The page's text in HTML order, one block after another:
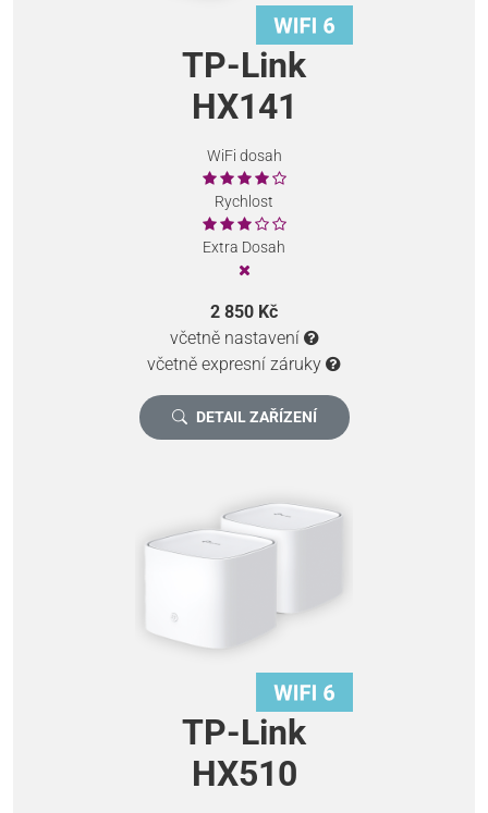
TP-Link
HX141
WiFi dosah
Rychlost
Extra Dosah
2 850 Kč
včetně nastavení
včetně expresní záruky
DETAIL ZAŘÍZENÍ
TP-Link
HX510